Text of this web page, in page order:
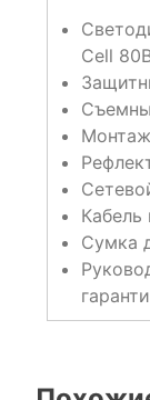
Cell
Кабель
Сумка